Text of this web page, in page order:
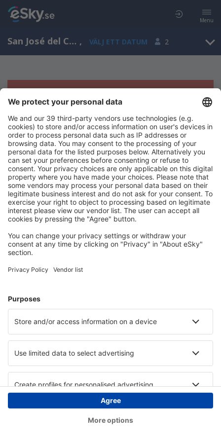
Menu
San José del Cabo, Los Cabos, Baja California Sur, Mexiko (SJD) , VÄLJ ETT DATUM 2
Tyvärr, inga resultat för denna sökning
Försök att söka med andra kriterier
Copyright © eSky.se. Alla rättigheter förbehålls.